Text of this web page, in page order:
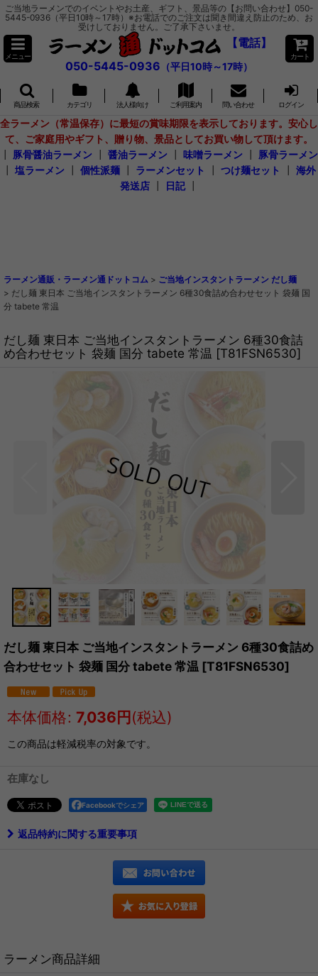
ご当地ラーメンでのイベントやお土産、ギフト、景品等の【お問い合わせ】050-
5445-0936（平日10時～17時）※お電話でのご注文は聞き間違え防止のため、お
受けしておりません。ご了承下さいませ。
メニュー
【電話】
050-5445-0936 （平日10時～17時）
カート
商品検索 カテゴリ 法人様向け ご利用案内 問い合わせ ログイン
全ラーメン（常温保存）に最短の賞味期限を表示しております。安心し
て、ご家庭用やギフト、贈り物、景品としてお買い物して頂けます。
豚骨醤油ラーメン 醤油ラーメン 味噌ラーメン
豚骨ラーメン
塩ラーメン 個性派麺 ラーメンセット つけ麺セット
海外
発送店
日記┃
ラーメン通販・ラーメン通ドットコム > ご当地インスタントラーメン だし麺
> だし麺 東日本 ご当地インスタントラーメン 6種30食詰め合わせセット 袋麺 国
分 tabete 常温
だし麺 東日本 ご当地インスタントラーメン 6種30食詰
め合わせセット 袋麺 国分 tabete 常温 [T81FSN6530]
だし麺 東日本 ご当地インスタントラーメン 6種30食詰め
合わせセット 袋麺 国分 tabete 常温 [T81FSN6530]
本体価格: 7,036 円 (税込)
この商品は軽減税率の対象です。
在庫なし
Facebookでシェア
返品特約に関する重要事項
ラーメン商品詳細